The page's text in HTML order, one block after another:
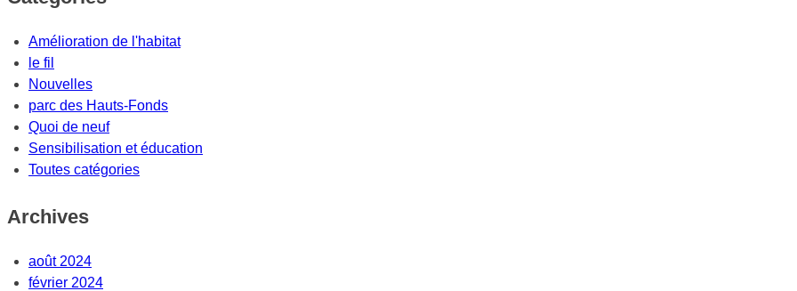
Amélioration de l'habitat
le fil
Nouvelles
parc des Hauts-Fonds
Quoi de neuf
Sensibilisation et éducation
Toutes catégories
Archives
août 2024
février 2024